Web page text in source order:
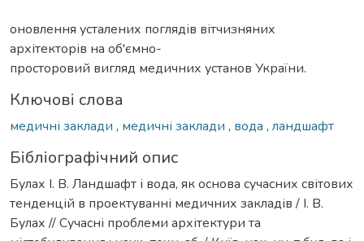
оновлення усталених поглядів вітчизняних
архітекторів на об'ємно-
просторовий вигляд медичних установ України.
Ключові слова
медичні заклади , медичні заклади , вода , ландшафт
Бібліографічний опис
Булах І. В. Ландшафт і вода, як основа сучасних світових
тенденцій в проектуванні медичних закладів / І. В.
Булах // Сучасні проблеми архітектури та